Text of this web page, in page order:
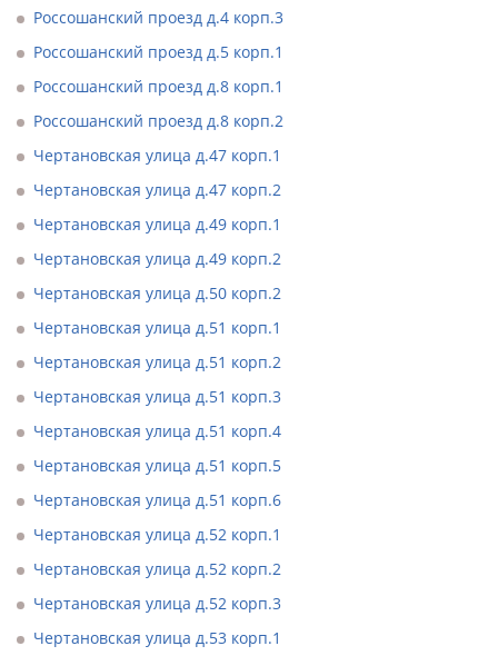
Россошанский проезд д.4 корп.3
Россошанский проезд д.5 корп.1
Россошанский проезд д.8 корп.1
Россошанский проезд д.8 корп.2
Чертановская улица д.47 корп.1
Чертановская улица д.47 корп.2
Чертановская улица д.49 корп.1
Чертановская улица д.49 корп.2
Чертановская улица д.50 корп.2
Чертановская улица д.51 корп.1
Чертановская улица д.51 корп.2
Чертановская улица д.51 корп.3
Чертановская улица д.51 корп.4
Чертановская улица д.51 корп.5
Чертановская улица д.51 корп.6
Чертановская улица д.52 корп.1
Чертановская улица д.52 корп.2
Чертановская улица д.52 корп.3
Чертановская улица д.53 корп.1